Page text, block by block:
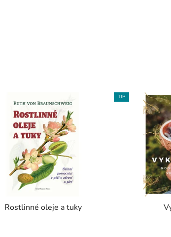
Rostlinné oleje a tuky
TIP